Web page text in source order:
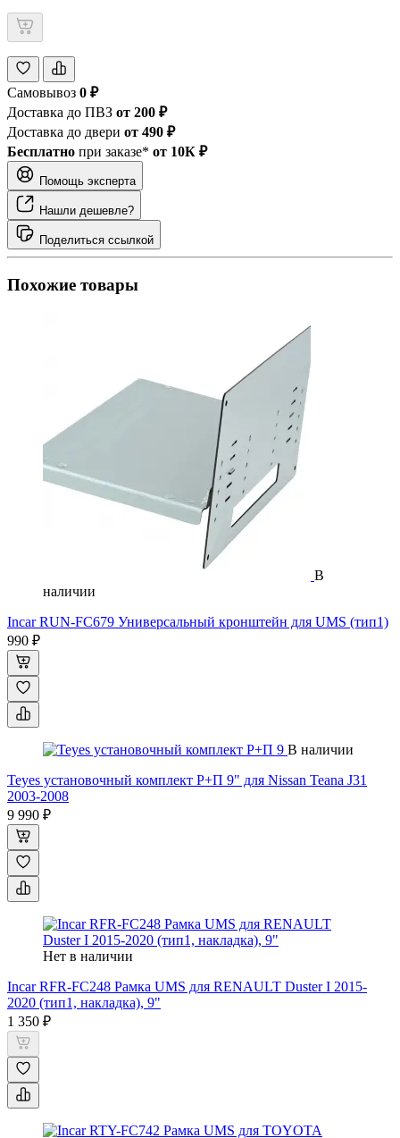
Самовывоз 0 ₽
Доставка до ПВЗ от 200 ₽
Доставка до двери от 490 ₽
Бесплатно при заказе* от 10К ₽
Помощь эксперта
Нашли дешевле?
Поделиться ссылкой
Похожие товары
В
наличии
Incar RUN-FC679 Универсальный кронштейн для UMS (тип1)
990 ₽
В наличии
Teyes установочный комплект Р+П 9" для Nissan Teana J31
2003-2008
9 990 ₽
Нет в наличии
Incar RFR-FC248 Рамка UMS для RENAULT Duster I 2015-
2020 (тип1, накладка), 9"
1 350 ₽